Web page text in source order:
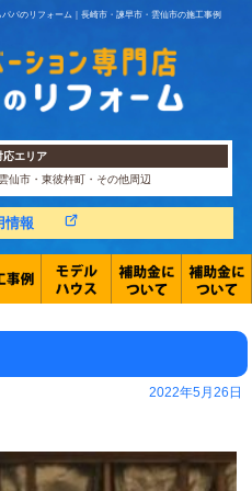
パのリフォーム｜長崎市・諫早市・雲仙市の施工事例
応エリア
仙市・東彼杵町・その他周辺
情報
2022年5月26日